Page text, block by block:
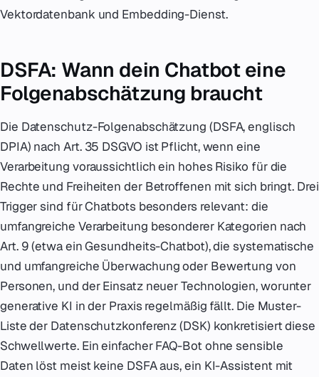
Vektordatenbank und Embedding-Dienst.
DSFA: Wann dein Chatbot eine
Folgenabschätzung braucht
Die Datenschutz-Folgenabschätzung (DSFA, englisch
DPIA) nach Art. 35 DSGVO ist Pflicht, wenn eine
Verarbeitung voraussichtlich ein hohes Risiko für die
Rechte und Freiheiten der Betroffenen mit sich bringt. Drei
Trigger sind für Chatbots besonders relevant: die
umfangreiche Verarbeitung besonderer Kategorien nach
Art. 9 (etwa ein Gesundheits-Chatbot), die systematische
und umfangreiche Überwachung oder Bewertung von
Personen, und der Einsatz neuer Technologien, worunter
generative KI in der Praxis regelmäßig fällt. Die Muster-
Liste der Datenschutzkonferenz (DSK) konkretisiert diese
Schwellwerte. Ein einfacher FAQ-Bot ohne sensible
Daten löst meist keine DSFA aus, ein KI-Assistent mit